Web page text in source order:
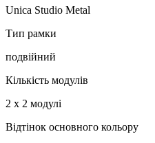
Unica Studio Metal
Тип рамки
подвійний
Кількість модулів
2 x 2 модулі
Відтінок основного кольору